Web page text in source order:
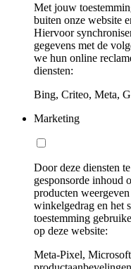
Met jouw
buiten onze website
Hiervoor
gegevens met de
we hun online
diensten:
Bing, Criteo, Meta,
Marketing
Door deze diensten
gesponsorde inhoud
producten
winkelgedrag en het
toestemming
op deze website:
Meta-Pixel,